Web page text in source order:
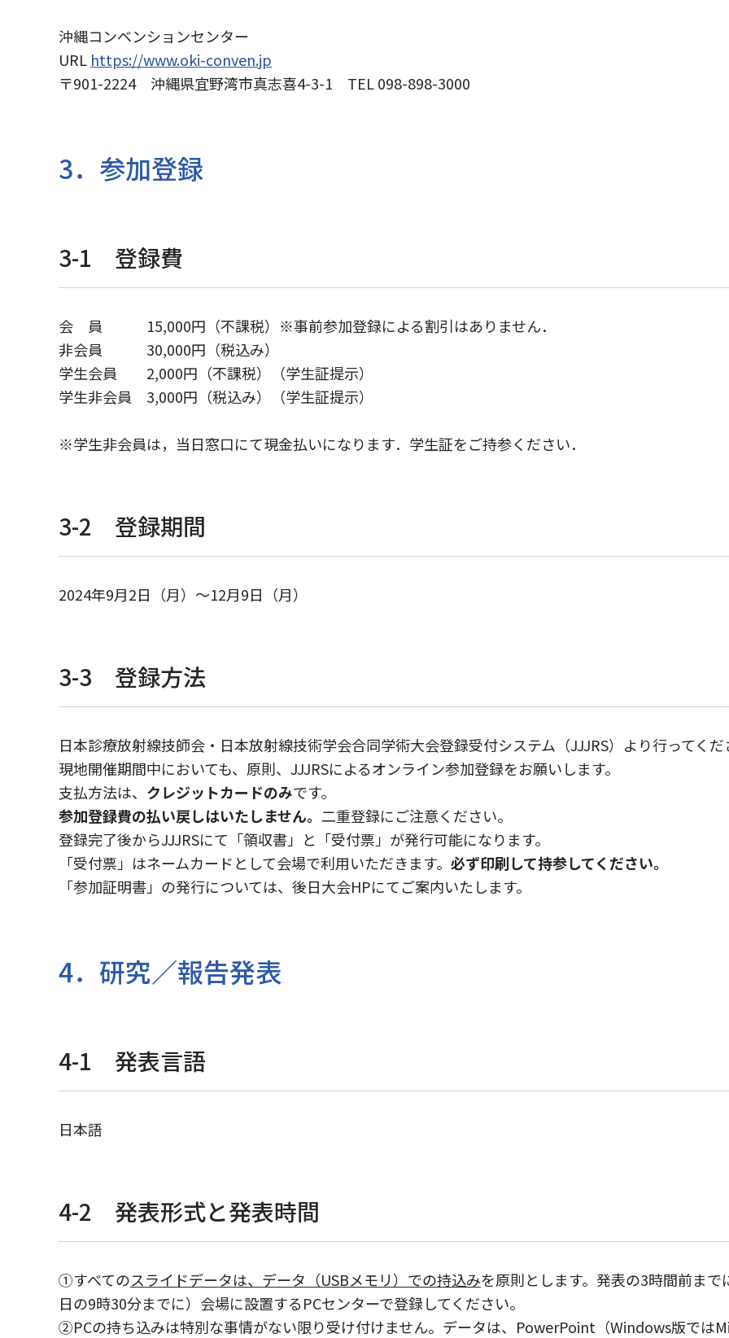
沖縄コンベンションセンター
URL https://www.oki-conven.jp
〒901-2224 沖縄県宜野湾市真志喜4-3-1 TEL 098-898-3000
3．参加登録
3-1 登録費
会 員 15,000円（不課税）※事前参加登録による割引はありません．
非会員 30,000円（税込み）
学⽣会員 2,000円（不課税）（学⽣証提⽰）
学⽣非会員 3,000円（税込み）（学⽣証提⽰）
※学生非会員は，当日窓口にて現金払いになります．学生証をご持参ください．
3-2 登録期間
2024年9⽉2⽇（月）～12月9⽇（月）
3-3 登録方法
日本診療放射線技師会・日本放射線技術学会合同学術大会登録受付システム（JJJRS）より行ってく
現地開催期間中においても、原則、JJJRSによるオンライン参加登録をお願いします。
支払方法は、 クレジットカードのみです。
参加登録費の払い戻しはいたしません。 二重登録にご注意ください。
登録完了後からJJJRSにて「領収書」と「受付票」が発行可能になります。
「受付票」はネームカードとして会場で利用いただきます。 必ず印刷して持参してください。
「参加証明書」の発行については、後日大会HPにてご案内いたします。
4．研究／報告発表
4-1 発表言語
日本語
4-2 発表形式と発表時間
①すべてのスライドデータは、データ（USBメモリ）での持込みを原則とします。発表の3時間前ま
日の9時30分までに）会場に設置するPCセンターで登録してください。
②PCの持ち込みは特別な事情がない限り受け付けません。データは、PowerPoint（Windows版では